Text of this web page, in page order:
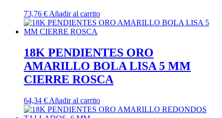
73,76 € Añadir al carrito
18K PENDIENTES ORO
AMARILLO BOLA LISA 5 MM
CIERRE ROSCA
64,34 € Añadir al carrito